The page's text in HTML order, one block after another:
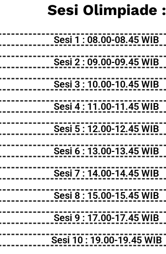
Sesi Olimpiade :
Sesi 1 : 08.00-08.45 WIB
Sesi 2 : 09.00-09.45 WIB
Sesi 3 : 10.00-10.45 WIB
Sesi 4 : 11.00-11.45 WIB
Sesi 5 : 12.00-12.45 WIB
Sesi 6 : 13.00-13.45 WIB
Sesi 7 : 14.00-14.45 WIB
Sesi 8 : 15.00-15.45 WIB
Sesi 9 : 17.00-17.45 WIB
Sesi 10 : 19.00-19.45 WIB